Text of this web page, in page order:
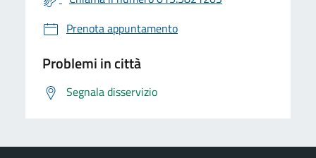
Prenota appuntamento
Problemi in città
Segnala disservizio